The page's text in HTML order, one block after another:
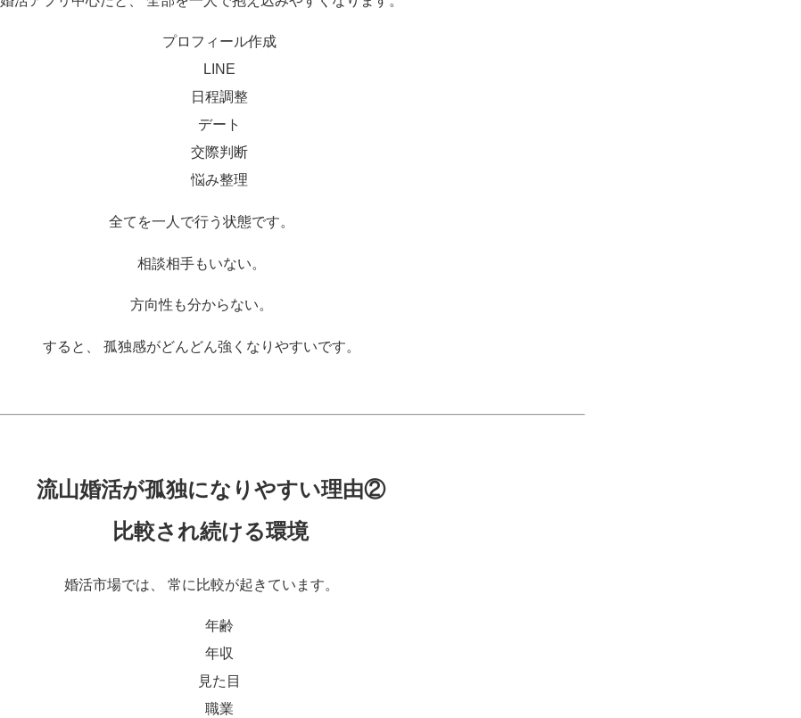
プロフィール作成
LINE
日程調整
デート
交際判断
悩み整理
全てを一人で行う状態です。
相談相手もいない。
方向性も分からない。
すると、 孤独感がどんどん強くなりやすいです。
流山婚活が孤独になりやすい理由②
比較され続ける環境
婚活市場では、 常に比較が起きています。
年齢
年収
見た目
職業